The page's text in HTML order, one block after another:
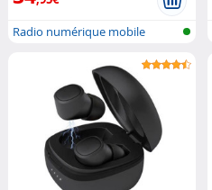
Radio numérique mobile